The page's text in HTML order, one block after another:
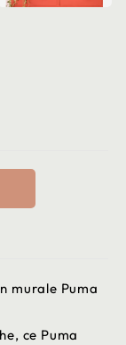
murale Puma
ce Puma